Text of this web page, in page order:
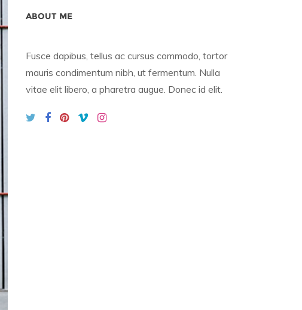
ABOUT ME
Fusce dapibus, tellus ac cursus commodo, tortor
mauris condimentum nibh, ut fermentum. Nulla
vitae elit libero, a pharetra augue. Donec id elit.